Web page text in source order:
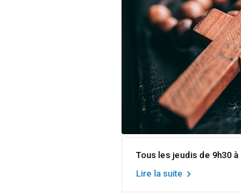
Tous les jeudis de 9h30
Lire la suite